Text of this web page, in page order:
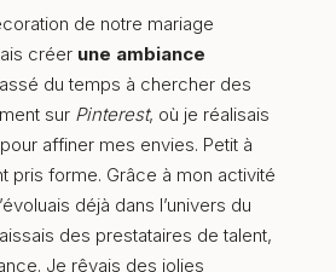
de notre mariage
créer une ambiance
du temps à chercher des
sur Pinterest, où je réalisais
affiner mes envies. Petit à
pris forme. Grâce à mon activité
déjà dans l’univers du
des prestataires de talent,
Je rêvais des jolies